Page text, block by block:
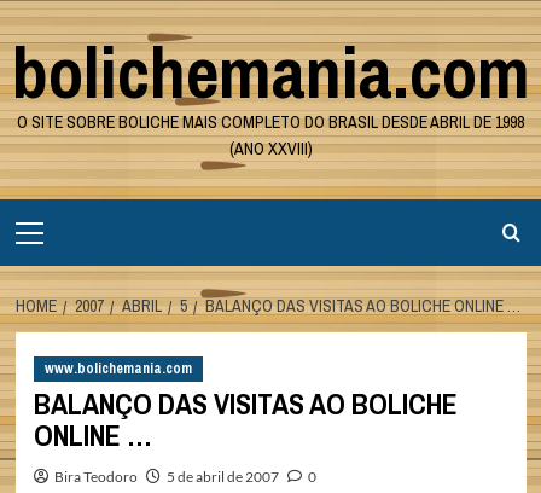
Skip
to
content
bolichemania.com
O SITE SOBRE BOLICHE MAIS COMPLETO DO BRASIL DESDE ABRIL DE 1998
(ANO XXVIII)
Menu
HOME 2007 ABRIL 5 BALANÇO DAS VISITAS AO BOLICHE ONLINE …
www.bolichemania.com
BALANÇO DAS VISITAS AO BOLICHE
ONLINE …
Bira Teodoro 5 de abril de 2007 0